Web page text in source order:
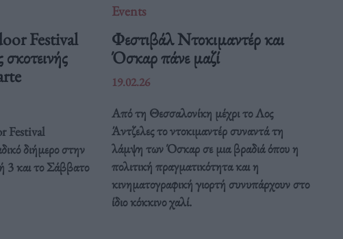
Festival
Festival
διήμερο στην
και το Σάββατο
Events
Φεστιβάλ Ντοκιμαντέρ και
Όσκαρ πάνε μαζί
19.02.26
Από τη Θεσσαλονίκη μέχρι το Λος
Άντζελες το ντοκιμαντέρ συναντά τη
λάμψη των Όσκαρ σε μια βραδιά όπου η
πολιτική πραγματικότητα και η
κινηματογραφική γιορτή συνυπάρχουν στο
ίδιο κόκκινο χαλί.